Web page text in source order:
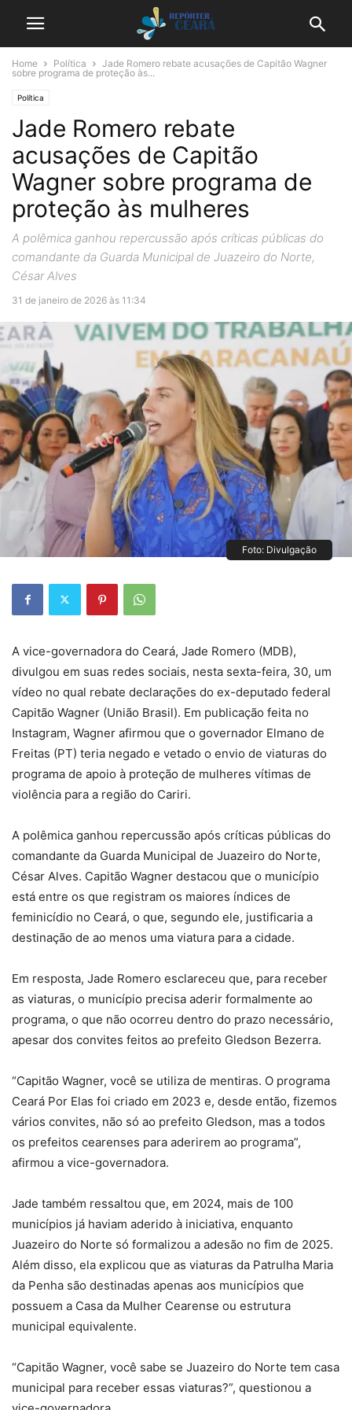
Home Política
Jade Romero rebate acusações de Capitão Wagner
sobre programa de proteção às...
Política
Jade Romero rebate
acusações de Capitão
Wagner sobre programa de
proteção às mulheres
A polêmica ganhou repercussão após críticas públicas do
comandante da Guarda Municipal de Juazeiro do Norte,
César Alves
31 de janeiro de 2026 às 11:34
Foto: Divulgação
A vice-governadora do Ceará, Jade Romero (MDB),
divulgou em suas redes sociais, nesta sexta-feira, 30, um
vídeo no qual rebate declarações do ex-deputado federal
Capitão Wagner (União Brasil). Em publicação feita no
Instagram, Wagner afirmou que o governador Elmano de
Freitas (PT) teria negado e vetado o envio de viaturas do
programa de apoio à proteção de mulheres vítimas de
violência para a região do Cariri.
A polêmica ganhou repercussão após críticas públicas do
comandante da Guarda Municipal de Juazeiro do Norte,
César Alves. Capitão Wagner destacou que o município
está entre os que registram os maiores índices de
feminicídio no Ceará, o que, segundo ele, justificaria a
destinação de ao menos uma viatura para a cidade.
Em resposta, Jade Romero esclareceu que, para receber
as viaturas, o município precisa aderir formalmente ao
programa, o que não ocorreu dentro do prazo necessário,
apesar dos convites feitos ao prefeito Gledson Bezerra.
“Capitão Wagner, você se utiliza de mentiras. O programa
Ceará Por Elas foi criado em 2023 e, desde então, fizemos
vários convites, não só ao prefeito Gledson, mas a todos
os prefeitos cearenses para aderirem ao programa”,
afirmou a vice-governadora.
Jade também ressaltou que, em 2024, mais de 100
municípios já haviam aderido à iniciativa, enquanto
Juazeiro do Norte só formalizou a adesão no fim de 2025.
Além disso, ela explicou que as viaturas da Patrulha Maria
da Penha são destinadas apenas aos municípios que
possuem a Casa da Mulher Cearense ou estrutura
municipal equivalente.
“Capitão Wagner, você sabe se Juazeiro do Norte tem casa
municipal para receber essas viaturas?”, questionou a